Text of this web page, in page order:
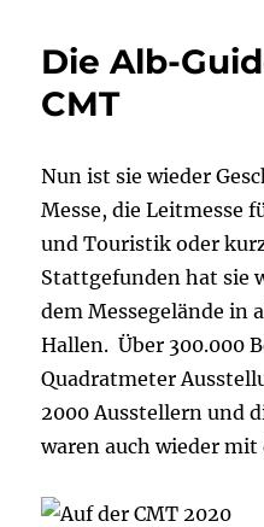
Die Alb-
CMT
Nun ist sie wieder
Messe, die Leitmesse
und Touristik oder
Stattgefunden hat sie
dem Messegelände in
Hallen. Über 300.000
Quadratmeter
2000 Ausstellern und
waren auch wieder mit